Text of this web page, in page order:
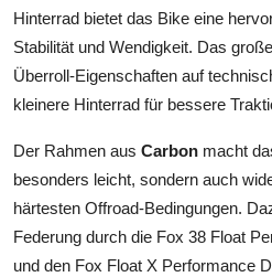
Hinterrad bietet das Bike eine
Stabilität und Wendigkeit. Das
Überroll-Eigenschaften auf
kleinere Hinterrad für bessere
Der Rahmen aus Carbon macht
besonders leicht, sondern auch
härtesten Offroad-Bedingungen.
Federung durch die Fox 38 Float
und den Fox Float X Performance